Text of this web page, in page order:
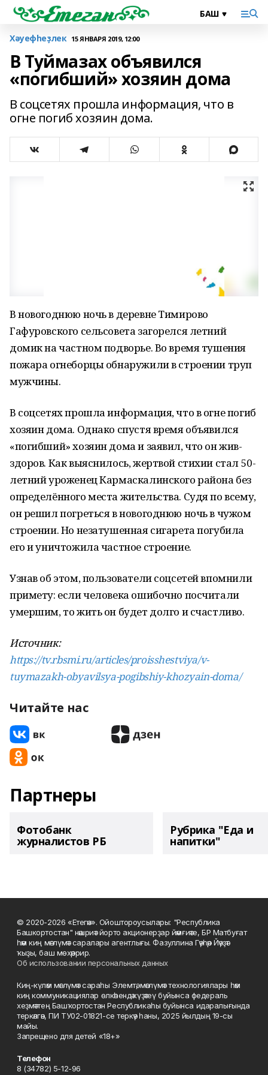
Хәуефһеҙлек 15 ЯНВАРЯ 2019, 12:00
В Туймазах объявился
«погибший» хозяин дома
В соцсетях прошла информация, что в
огне погиб хозяин дома.
В новогоднюю ночь в деревне Тимирово
Гафуровского сельсовета загорелся летний
домик на частном подворье. Во время тушения
пожара огнеборцы обнаружили в строении труп
мужчины.
В соцсетях прошла информация, что в огне погиб
хозяин дома. Однако спустя время объявился
«погибший» хозяин дома и заявил, что он жив-
здоров. Как выяснилось, жертвой стихии стал 50-
летний уроженец Кармаскалинского района без
определённого места жительства. Судя по всему,
он решил погреться в новогоднюю ночь в чужом
строении. Но незатушенная сигарета погубила
его и уничтожила частное строение.
Узнав об этом, пользователи соцсетей впомнили
примету: если человека ошибочно посчитали
умершим, то жить он будет долго и счастливо.
Источник:
https://tv.rbsmi.ru/articles/proisshestviya/v-
tuymazakh-obyavilsya-pogibshiy-khozyain-doma/
Читайте нас
Партнеры
Фотобанк
журналистов РБ
Рубрика "Еда и
напитки"
© 2020-2026 «Етегән». Ойоштороусылары: "Республика
Башкортостан" нәшриәт йорто акционерҙар йәмғиәте, БР Матбуғат
һәм киң мәғлүмәт саралары агентлығы. Фазуллина Гәүһәр Йәүҙәт
ҡыҙы, баш мөхәррир.
Об использовании персональных данных
Киң-күләм мәғлүмәт сараһы Элемтә, мәғлүмәт технологиялары һәм
киң коммуникациялар өлкәһендә күҙәтеү буйынса федераль
хеҙмәттең Башҡортостан Республикаһы буйынса идаралығында
теркәлгән, ПИ ТУ02-01821-се теркәү һаны, 2025 йылдың 19-сы
майы.
Запрещено для детей «18+»
Телефон
8 (34782) 5-12-96